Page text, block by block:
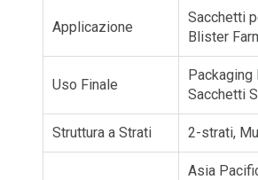
Applicazione
Sacchetti
Blister
Uso Finale
Sacchetti
Struttura a Strati 2-strati,
Asia